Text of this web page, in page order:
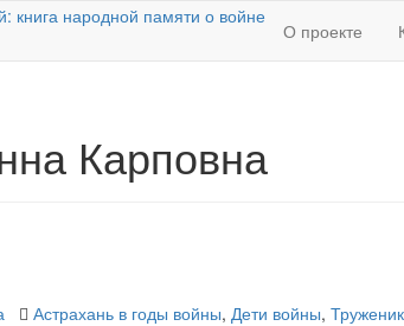
О проекте
Карповна
Астрахань в годы войны, Дети войны,